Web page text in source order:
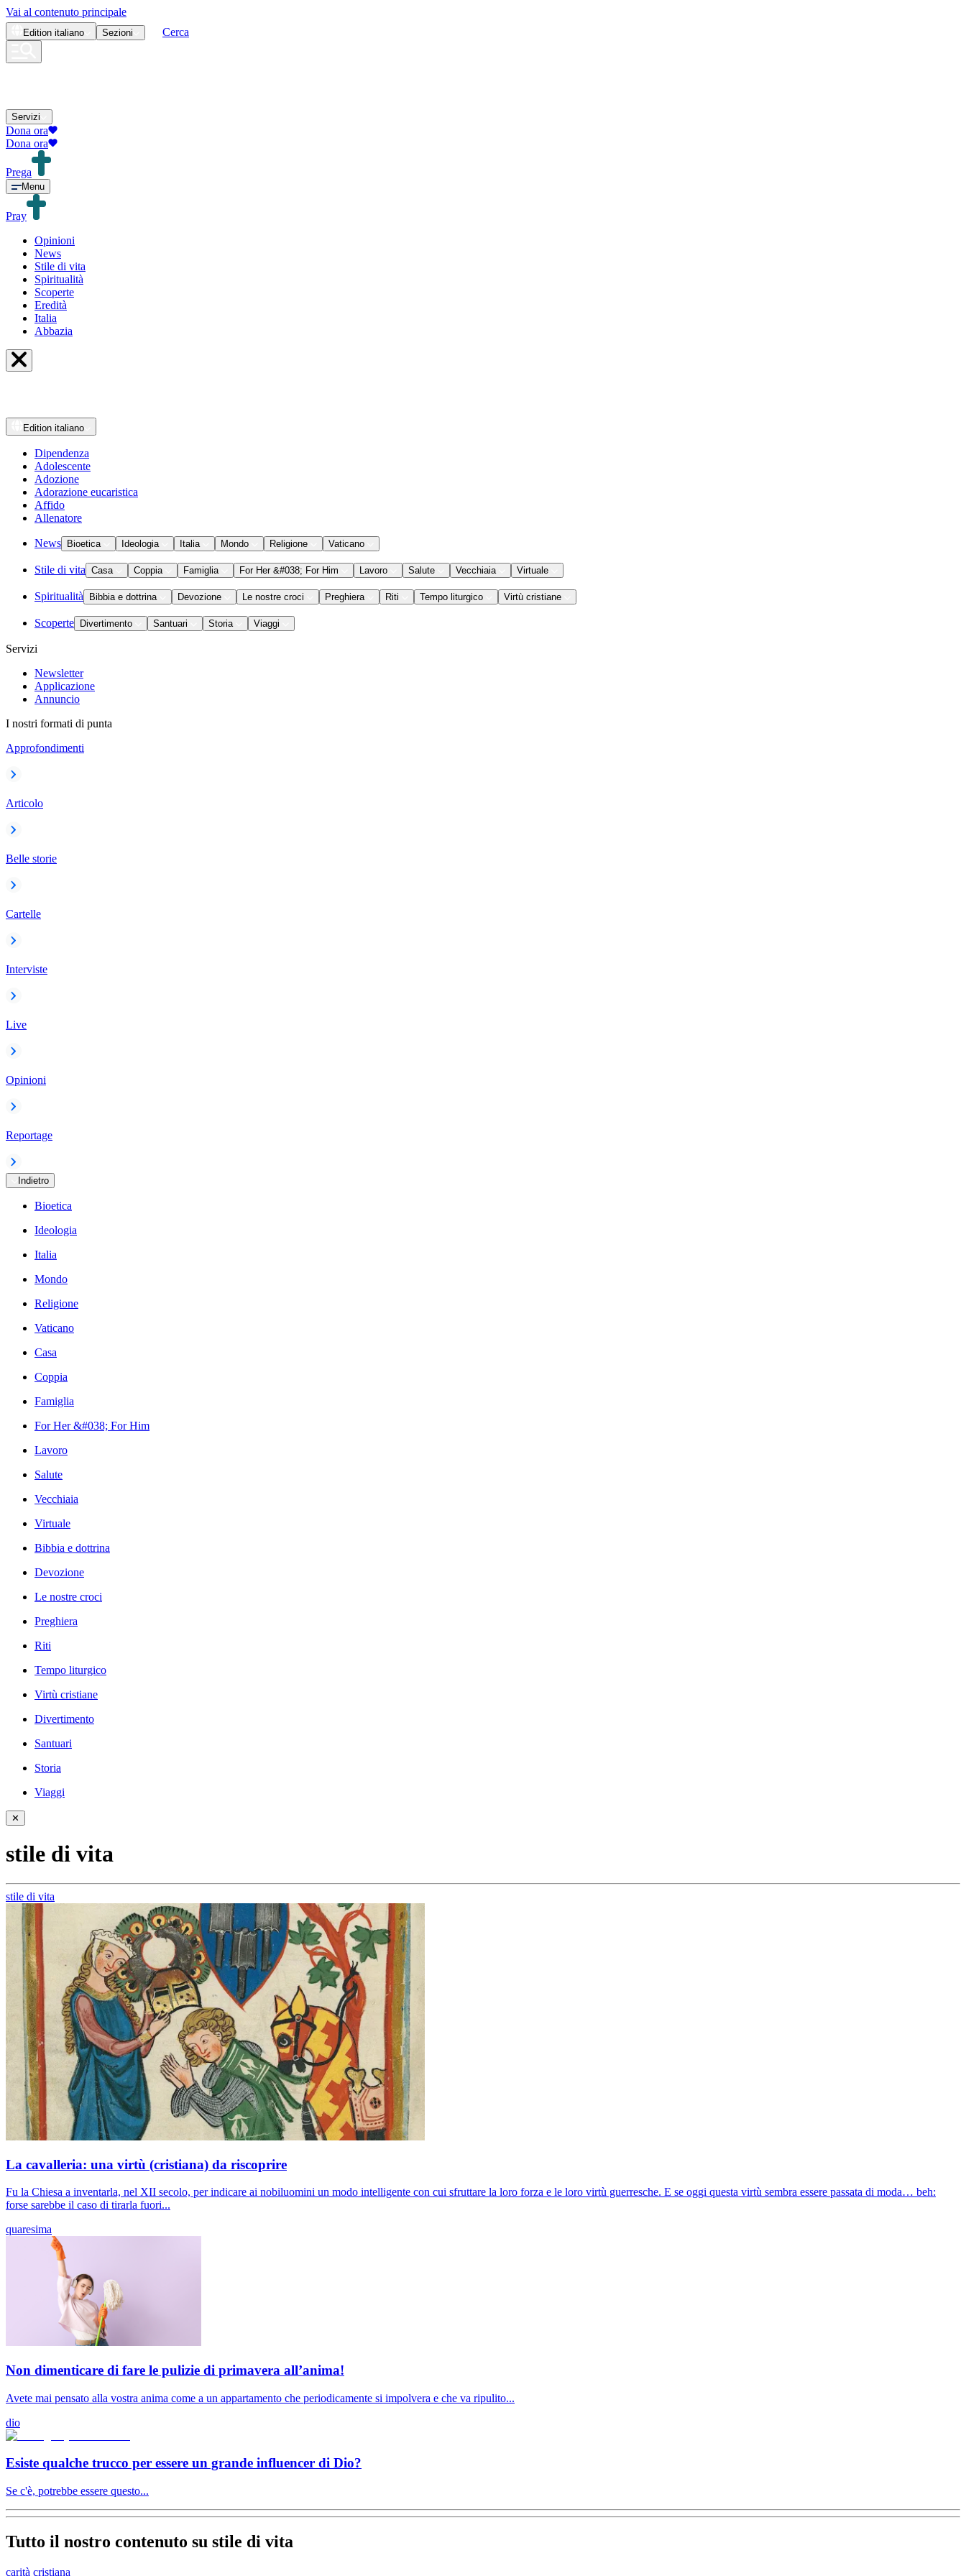
Vai al contenuto principale
Edition italiano Sezioni Cerca
Servizi
Dona ora
Dona ora
Prega
Menu
Pray
Opinioni
News
Stile di vita
Spiritualità
Scoperte
Eredità
Italia
Abbazia
Edition italiano
Dipendenza
Adolescente
Adozione
Adorazione eucaristica
Affido
Allenatore
News Bioetica Ideologia Italia Mondo Religione Vaticano
Stile di vita Casa Coppia Famiglia For Her &#038; For Him Lavoro Salute Vecchiaia Virtuale
Spiritualità Bibbia e dottrina Devozione Le nostre croci Preghiera Riti Tempo liturgico Virtù cristiane
Scoperte Divertimento Santuari Storia Viaggi
Servizi
Newsletter
Applicazione
Annuncio
I nostri formati di punta
Approfondimenti
Articolo
Belle storie
Cartelle
Interviste
Live
Opinioni
Reportage
Indietro
Bioetica
Ideologia
Italia
Mondo
Religione
Vaticano
Casa
Coppia
Famiglia
For Her &#038; For Him
Lavoro
Salute
Vecchiaia
Virtuale
Bibbia e dottrina
Devozione
Le nostre croci
Preghiera
Riti
Tempo liturgico
Virtù cristiane
Divertimento
Santuari
Storia
Viaggi
✕
stile di vita
stile di vita
La cavalleria: una virtù (cristiana) da riscoprire
Fu la Chiesa a inventarla, nel XII secolo, per indicare ai nobiluomini un modo intelligente con cui sfruttare la loro forza e le loro virtù guerresche. E se oggi questa virtù sembra essere passata di moda… beh:
forse sarebbe il caso di tirarla fuori...
quaresima
Non dimenticare di fare le pulizie di primavera all’anima!
Avete mai pensato alla vostra anima come a un appartamento che periodicamente si impolvera e che va ripulito...
dio
Esiste qualche trucco per essere un grande influencer di Dio?
Se c'è, potrebbe essere questo...
Tutto il nostro contenuto su stile di vita
carità cristiana